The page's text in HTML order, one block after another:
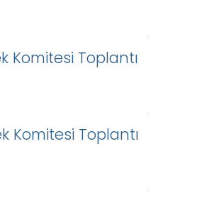
Komitesi Toplantı
Komitesi Toplantı